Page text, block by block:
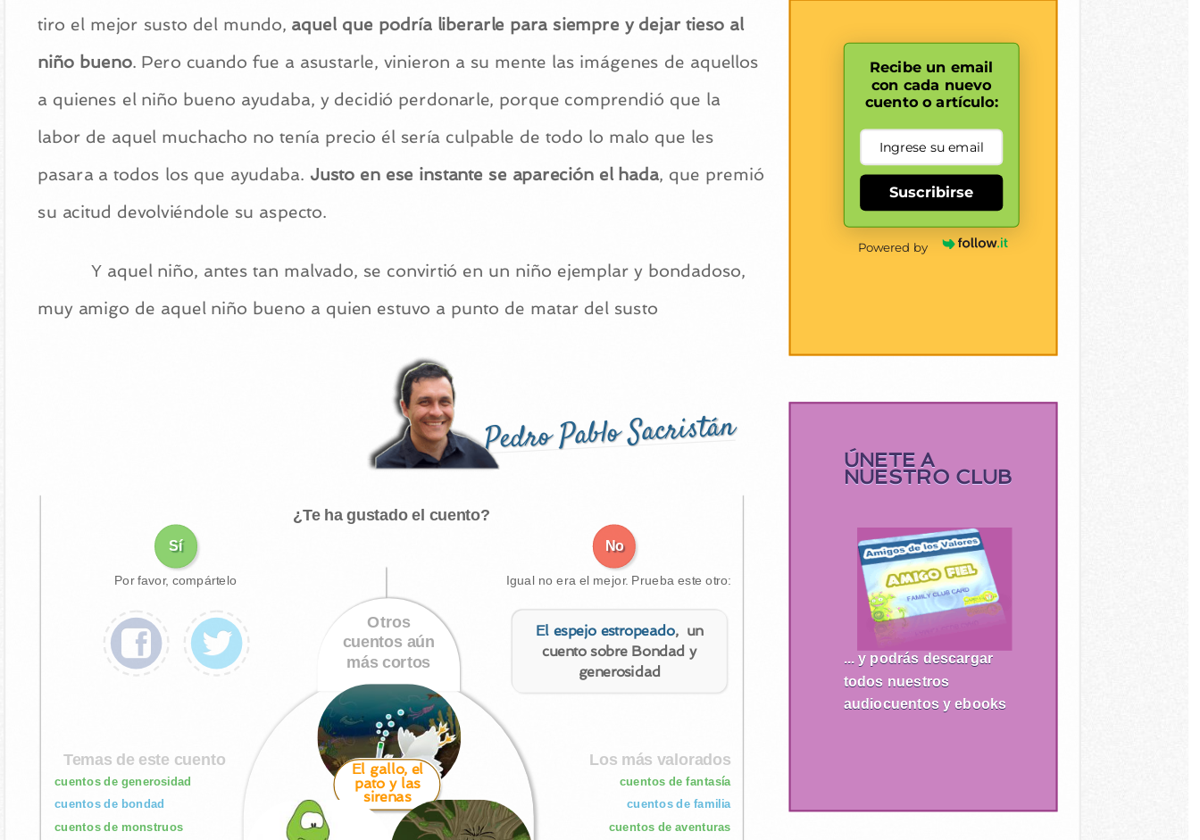
tiro el mejor susto del mundo, aquel que podría liberarle para siempre y dejar tieso al
niño bueno. Pero cuando fue a asustarle, vinieron a su mente las imágenes de aquellos
a quienes el niño bueno ayudaba, y decidió perdonarle, porque comprendió que la
labor de aquel muchacho no tenía precio él sería culpable de todo lo malo que les
pasara a todos los que ayudaba. Justo en ese instante se apareción el hada, que premió
su acitud devolviéndole su aspecto.
Y aquel niño, antes tan malvado, se convirtió en un niño ejemplar y bondadoso,
muy amigo de aquel niño bueno a quien estuvo a punto de matar del susto
Pedro Pablo Sacristán
¿Te ha gustado el cuento?
Sí
Por favor, compártelo
No
Igual no era el mejor. Prueba este otro:
El espejo estropeado, un
cuento sobre Bondad y
generosidad
Temas de este cuento
cuentos de generosidad
cuentos de bondad
cuentos de monstruos
Otros
cuentos aún
más cortos
El gallo, el
pato y las
sirenas
Los más valorados
cuentos de fantasía
cuentos de familia
cuentos de aventuras
Recibe un email
con cada nuevo
cuento o artículo:
Suscribirse
Powered by
ÚNETE A
NUESTRO CLUB
... y podrás descargar
todos nuestros
audiocuentos y ebooks